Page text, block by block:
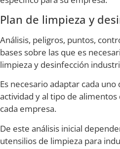
Plan de limpieza y
Análisis, peligros, puntos,
bases sobre las que es
limpieza y desinfección
Es necesario adaptar cada uno
actividad y al tipo de
cada empresa.
De este análisis inicial
utensilios de limpieza para